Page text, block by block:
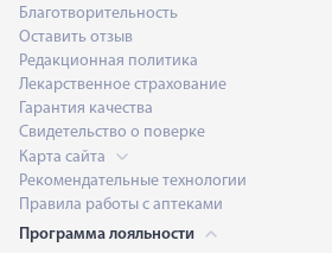
Благотворительность
Оставить отзыв
Редакционная политика
Лекарственное страхование
Гарантия качества
Свидетельство о поверке
Карта сайта
Рекомендательные технологии
Правила работы с аптеками
Программа лояльности